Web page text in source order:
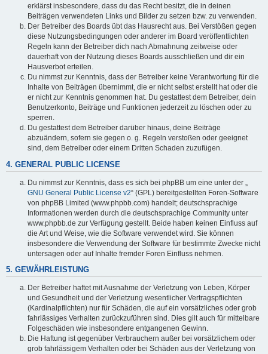
erklärst insbesondere, dass du das Recht besitzt, die in deinen
Beiträgen verwendeten Links und Bilder zu setzen bzw. zu verwenden.
Der Betreiber des Boards übt das Hausrecht aus. Bei Verstößen gegen
diese Nutzungsbedingungen oder anderer im Board veröffentlichten
Regeln kann der Betreiber dich nach Abmahnung zeitweise oder
dauerhaft von der Nutzung dieses Boards ausschließen und dir ein
Hausverbot erteilen.
Du nimmst zur Kenntnis, dass der Betreiber keine Verantwortung für die
Inhalte von Beiträgen übernimmt, die er nicht selbst erstellt hat oder die
er nicht zur Kenntnis genommen hat. Du gestattest dem Betreiber, dein
Benutzerkonto, Beiträge und Funktionen jederzeit zu löschen oder zu
sperren.
Du gestattest dem Betreiber darüber hinaus, deine Beiträge
abzuändern, sofern sie gegen o. g. Regeln verstoßen oder geeignet
sind, dem Betreiber oder einem Dritten Schaden zuzufügen.
4. GENERAL PUBLIC LICENSE
Du nimmst zur Kenntnis, dass es sich bei phpBB um eine unter der „
GNU General Public License v2“ (GPL) bereitgestellten Foren-Software
von phpBB Limited (www.phpbb.com) handelt; deutschsprachige
Informationen werden durch die deutschsprachige Community unter
www.phpbb.de zur Verfügung gestellt. Beide haben keinen Einfluss auf
die Art und Weise, wie die Software verwendet wird. Sie können
insbesondere die Verwendung der Software für bestimmte Zwecke nicht
untersagen oder auf Inhalte fremder Foren Einfluss nehmen.
5. GEWÄHRLEISTUNG
Der Betreiber haftet mit Ausnahme der Verletzung von Leben, Körper
und Gesundheit und der Verletzung wesentlicher Vertragspflichten
(Kardinalpflichten) nur für Schäden, die auf ein vorsätzliches oder grob
fahrlässiges Verhalten zurückzuführen sind. Dies gilt auch für mittelbare
Folgeschäden wie insbesondere entgangenen Gewinn.
Die Haftung ist gegenüber Verbrauchern außer bei vorsätzlichem oder
grob fahrlässigem Verhalten oder bei Schäden aus der Verletzung von